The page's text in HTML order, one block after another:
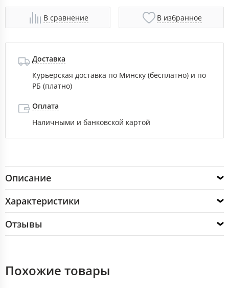
В сравнение В избранное
Доставка
Курьерская доставка по Минску (бесплатно) и по
РБ (платно)
Оплата
Наличными и банковской картой
Описание
Характеристики
Отзывы
Похожие товары